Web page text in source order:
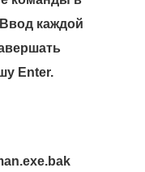
каждой
Enter.